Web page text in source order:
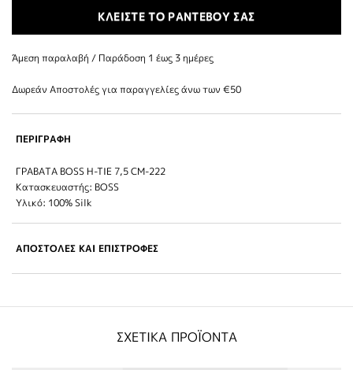
ΚΛΕΙΣΤΕ ΤΟ ΡΑΝΤΕΒΟΥ ΣΑΣ
Άμεση παραλαβή / Παράδoση 1 έως 3 ημέρες
Δωρεάν Αποστολές για παραγγελίες άνω των €50
ΠΕΡΙΓΡΑΦΗ
ΓΡΑΒΑΤΑ BOSS H-TIE 7,5 CM-222
Κατασκευαστής: BOSS
Υλικό: 100% Silk
ΑΠΟΣΤΟΛΕΣ ΚΑΙ ΕΠΙΣΤΡΟΦΕΣ
ΣΧΕΤΙΚΑ ΠΡΟΪΟΝΤΑ